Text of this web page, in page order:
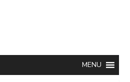
MENU